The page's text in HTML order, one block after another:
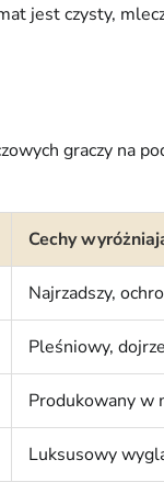
jest czysty,
graczy na
Cechy
Najrzadszy,
Pleśniowy,
Produkowany w
Luksusowy